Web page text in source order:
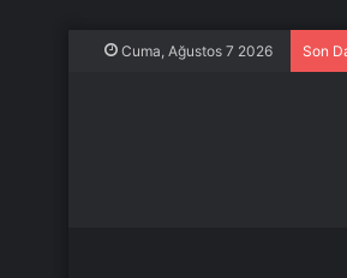
Cuma, Ağustos 7 2026 Son